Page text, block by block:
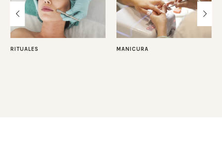
RITUALES MANICURA